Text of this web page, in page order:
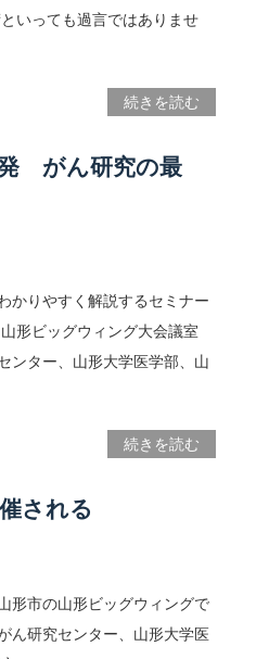
いっても過言ではありませ
続きを読む
がん研究の最
かりやすく解説するセミナー
ビッグウィング大会議室
ター、山形大学医学部、山
続きを読む
される
市の山形ビッグウィングで
ん研究センター、山形大学医